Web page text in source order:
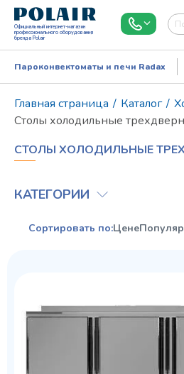
Официальный интернет-магазин
профессионального оборудования
бренда Polair
Пароконвектоматы и печи Radax
Главная страница / Каталог /
Столы холодильные
СТОЛЫ ХОЛОДИЛЬНЫЕ
КАТЕГОРИИ
Сортировать по:Цене